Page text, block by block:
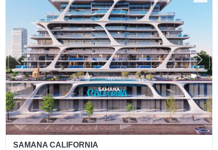
SAMANA CALIFORNIA